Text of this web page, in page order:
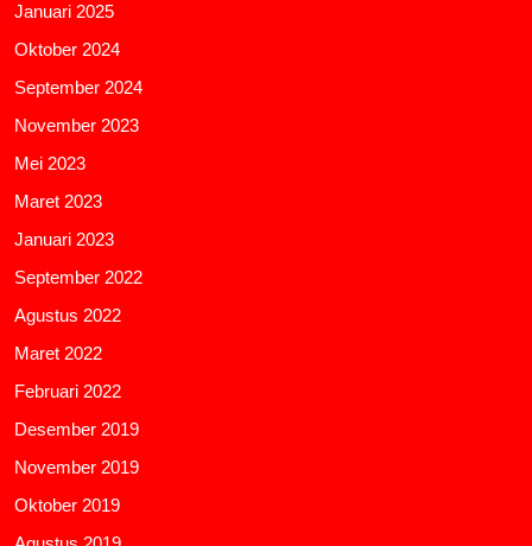
Januari 2025
Oktober 2024
September 2024
November 2023
Mei 2023
Maret 2023
Januari 2023
September 2022
Agustus 2022
Maret 2022
Februari 2022
Desember 2019
November 2019
Oktober 2019